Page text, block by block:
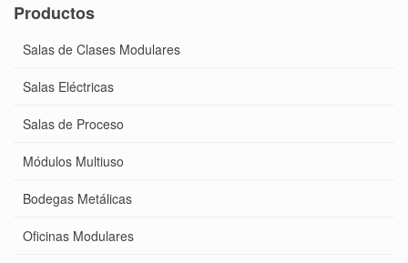
Productos
Salas de Clases Modulares
Salas Eléctricas
Salas de Proceso
Módulos Multiuso
Bodegas Metálicas
Oficinas Modulares